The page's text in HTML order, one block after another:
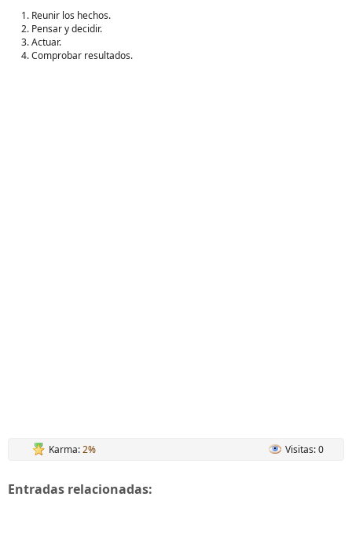
Reunir los hechos.
Pensar y decidir.
Actuar.
Comprobar resultados.
Karma:2% Visitas: 0
Entradas relacionadas: